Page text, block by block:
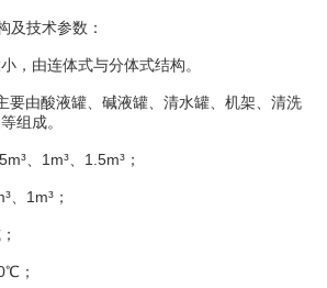
及技术参数：
由连体式与分体式结构。
由酸液罐、碱液罐、清水罐、机架、清洗
组成。
、1m³、1.5m³；
1m³；
；